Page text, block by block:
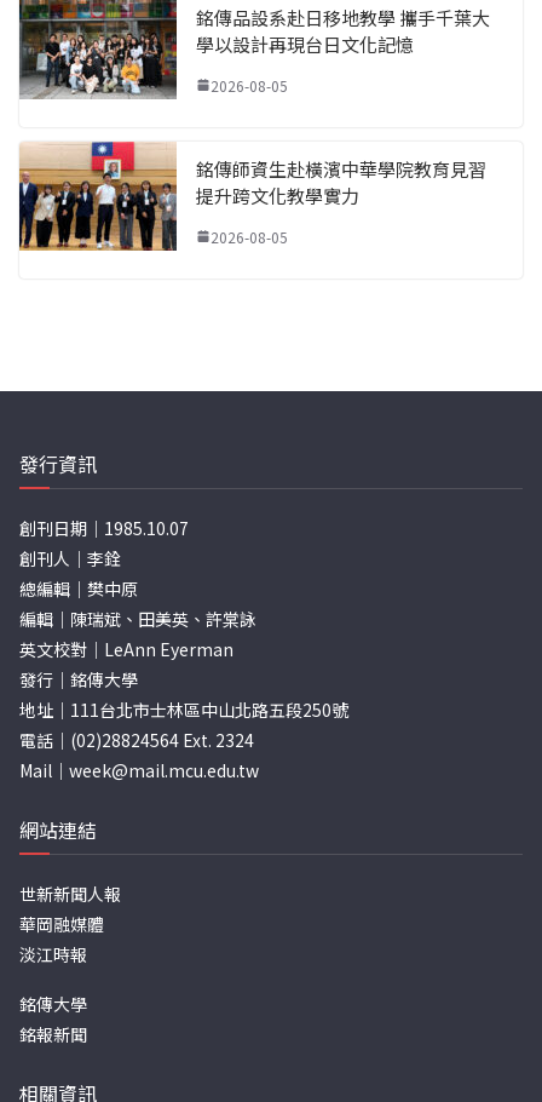
銘傳品設系赴日移地教學 攜手千葉大
學以設計再現台日文化記憶
2026-08-05
銘傳師資生赴橫濱中華學院教育見習
提升跨文化教學實力
2026-08-05
發行資訊
創刊日期｜1985.10.07
創刊人｜李銓
總編輯｜樊中原
編輯｜陳瑞斌、田美英、許棠詠
英文校對｜LeAnn Eyerman
發行｜銘傳大學
地址｜111台北市士林區中山北路五段250號
電話｜(02)28824564 Ext. 2324
Mail｜ week@mail.mcu.edu.tw
網站連結
世新新聞人報
華岡融媒體
淡江時報
銘傳大學
銘報新聞
相關資訊